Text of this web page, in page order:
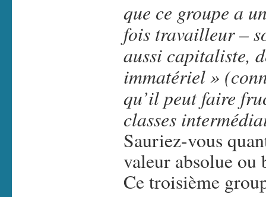
que ce groupe a
fois travailleur –
aussi capitaliste,
immatériel »
qu’il peut faire
classes
Sauriez-vous
valeur absolue ou
Ce troisième